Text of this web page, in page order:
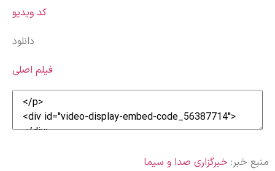
کد ویدیو
دانلود
فیلم اصلی
منبع خبر: خبرگزاری صدا و سیما